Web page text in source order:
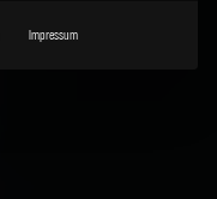
Impressum